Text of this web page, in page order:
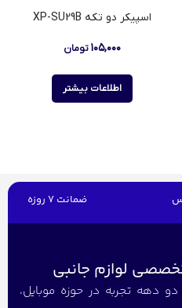
اسپیکر دو تکه XP-SU29B
۱۰۵,۰۰۰ تومان
اطلاعات بیشتر
ضمانت 7 روزه
لوازم جانبی
دهه تجربه در حوزه موبایل،